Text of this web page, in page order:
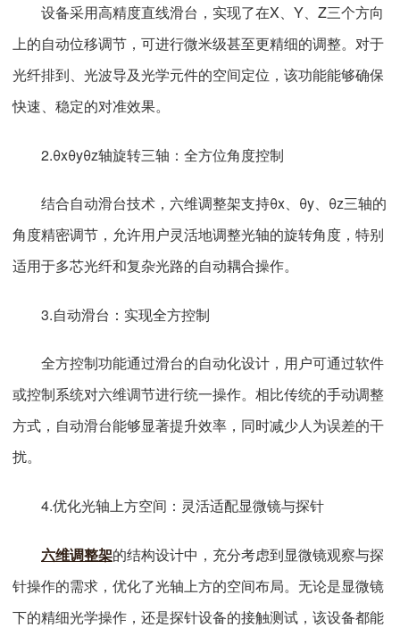
设备采用高精度直线滑台，实现了在X、Y、Z三个方向
上的自动位移调节，可进行微米级甚至更精细的调整。对于
光纤排到、光波导及光学元件的空间定位，该功能能够确保
快速、稳定的对准效果。
2.θxθyθz轴旋转三轴：全方位角度控制
结合自动滑台技术，六维调整架支持θx、θy、θz三轴的
角度精密调节，允许用户灵活地调整光轴的旋转角度，特别
适用于多芯光纤和复杂光路的自动耦合操作。
3.自动滑台：实现全方控制
全方控制功能通过滑台的自动化设计，用户可通过软件
或控制系统对六维调节进行统一操作。相比传统的手动调整
方式，自动滑台能够显著提升效率，同时减少人为误差的干
扰。
4.优化光轴上方空间：灵活适配显微镜与探针
六维调整架的结构设计中，充分考虑到显微镜观察与探
针操作的需求，优化了光轴上方的空间布局。无论是显微镜
下的精细光学操作，还是探针设备的接触测试，该设备都能